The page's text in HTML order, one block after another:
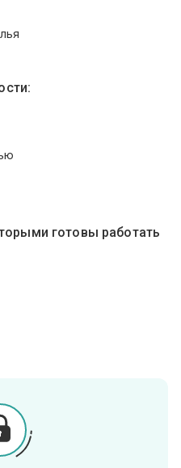
готовы работать